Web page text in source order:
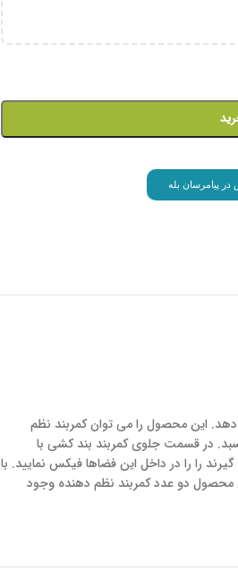
در پیامرسان بله
این محصول را می توان کمربند نظم
در قسمت جلوی کمربند بند کشی با
را را در داخل این فضاها فیکس نمایید. با
محصول دو عدد کمربند نظم دهنده وجود